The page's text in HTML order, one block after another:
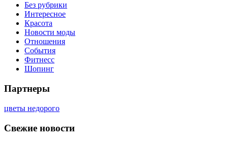
Без рубрики
Интересное
Красота
Новости моды
Отношения
События
Фитнесс
Шопинг
Партнеры
цветы недорого
Свежие новости